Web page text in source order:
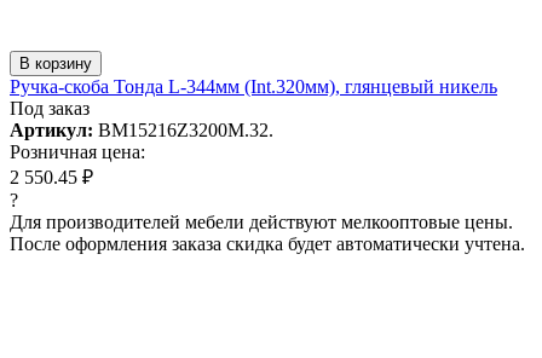
В корзину
Ручка-скоба Тонда L-344мм (Int.320мм), глянцевый никель
Под заказ
Артикул: BM15216Z3200M.32.
Розничная цена:
2 550.45 ₽
?
Для производителей мебели действуют мелкооптовые цены.
После оформления заказа скидка будет автоматически учтена.